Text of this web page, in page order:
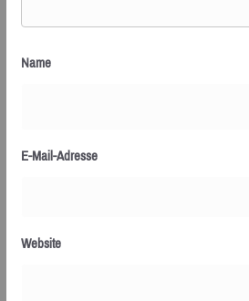
Name
E-Mail-Adresse
Website